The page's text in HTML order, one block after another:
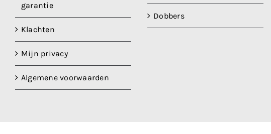
garantie
Klachten
Mijn privacy
Algemene voorwaarden
Dobbers